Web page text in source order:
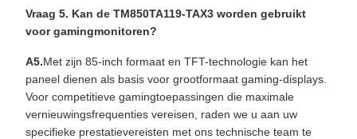
Vraag 5. Kan de TM850TA119-TAX3 worden gebruikt
voor gamingmonitoren?
A5.Met zijn 85-inch formaat en TFT-technologie kan het
paneel dienen als basis voor grootformaat gaming-displays.
Voor competitieve gamingtoepassingen die maximale
vernieuwingsfrequenties vereisen, raden we u aan uw
specifieke prestatievereisten met ons technische team te